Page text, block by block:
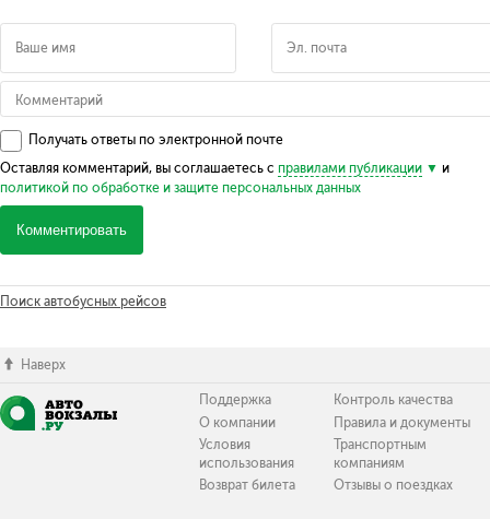
Получать ответы по электронной почте
Оставляя комментарий, вы соглашаетесь с правилами публикации
и
политикой по обработке и защите персональных данных
Комментировать
Поиск автобусных рейсов
Наверх
Поддержка
О компании
Условия
использования
Возврат билета
Контроль качества
Правила и документы
Транспортным
компаниям
Отзывы о поездках